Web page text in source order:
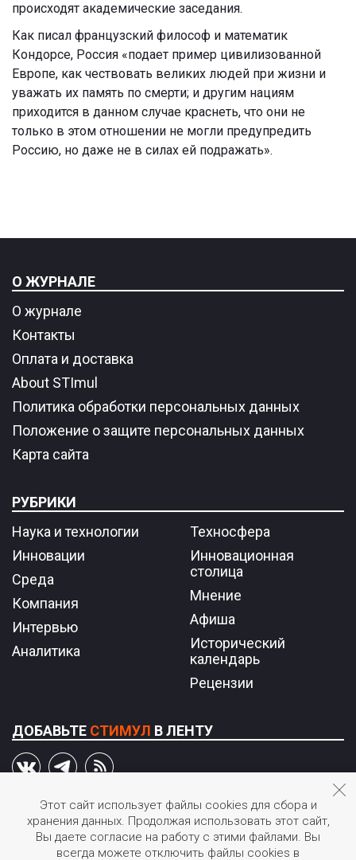
происходят академические заседания.
Как писал французский философ и математик
Кондорсе, Россия «подает пример цивилизованной
Европе, как чествовать великих людей при жизни и
уважать их память по смерти; и другим нациям
приходится в данном случае краснеть, что они не
только в этом отношении не могли предупредить
Россию, но даже не в силах ей подражать».
О ЖУРНАЛЕ
О журнале
Контакты
Оплата и доставка
About STImul
Политика обработки персональных данных
Положение о защите персональных данных
Карта сайта
РУБРИКИ
Наука и технологии
Инновации
Среда
Компания
Интервью
Аналитика
Техносфера
Инновационная
столица
Мнение
Афиша
Исторический
календарь
Рецензии
ДОБАВЬТЕ СТИМУЛ В ЛЕНТУ
© 2026 STIмул.
Журнал об инновациях в России.
Перепечатка или иное воспроизведение материалов
Этот сайт использует файлы cookies для сбора и
хранения данных. Продолжая использовать этот сайт,
Вы даете согласие на работу с этими файлами. Вы
всегда можете отключить файлы cookies в